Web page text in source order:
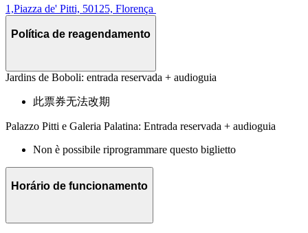
1,Piazza de' Pitti, 50125, Florença
Política de reagendamento
Jardins de Boboli: entrada reservada + audioguia
此票券无法改期
Palazzo Pitti e Galeria Palatina: Entrada reservada + audioguia
Non è possibile riprogrammare questo biglietto
Horário de funcionamento